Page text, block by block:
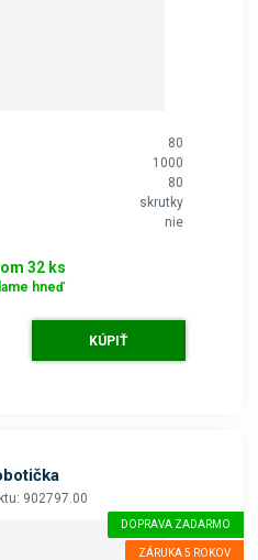
80
1000
80
skrutky
nie
32 ks
hneď
KÚPIŤ
902797.00
DOPRAVA ZADARMO
ZÁRUKA 5 ROKOV